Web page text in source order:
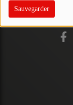
Sauvegarder
PARTICIPEZ
JEUX CONCOURS